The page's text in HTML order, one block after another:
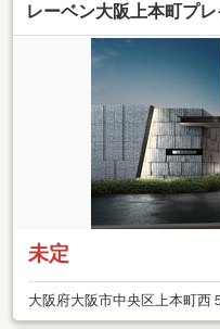
レーベン大阪上本町プ
未定
大阪府大阪市中央区上本町西